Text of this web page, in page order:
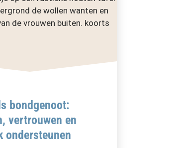
bondgenoot:
vertrouwen en
ondersteunen